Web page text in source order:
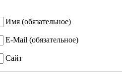
Имя (обязательное)
E-Mail (обязательное)
Сайт